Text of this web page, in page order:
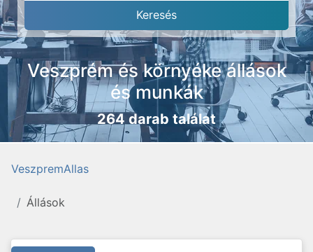
Veszprém és környéke állások
és munkák
264 darab találat
VeszpremAllas
Állások